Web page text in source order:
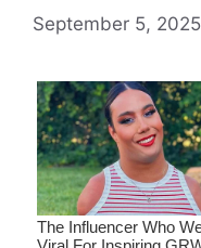
September 5, 2025